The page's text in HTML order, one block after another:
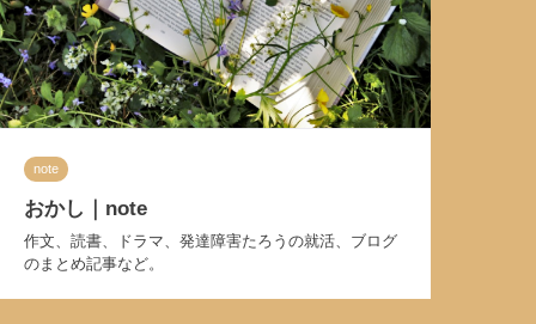
note
おかし｜note
作文、読書、ドラマ、発達障害たろうの就活、ブログ
のまとめ記事など。